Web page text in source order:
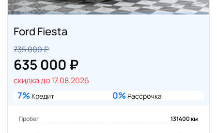
Ford Fiesta
735 000 ₽
635 000 ₽
скидка до 17.08.2026
7% Кредит 0% Рассрочка
Пробег 131400 км